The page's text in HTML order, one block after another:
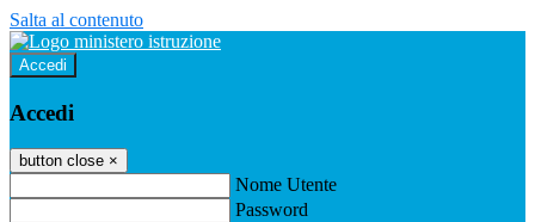
Salta al contenuto
Accedi
Accedi
button close ×
Nome Utente
Password